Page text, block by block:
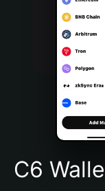
Português (Portugal)
Bahasa Indonesia
Português (Brasil)
Español (Argentina)
C6